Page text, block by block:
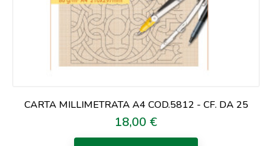
CARTA MILLIMETRATA A4 COD.5812 - CF. DA 25
Prezzo
18,00 €